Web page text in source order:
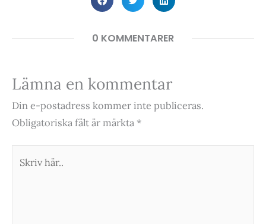
0 KOMMENTARER
Lämna en kommentar
Din e-postadress kommer inte publiceras.
Obligatoriska fält är märkta *
här..